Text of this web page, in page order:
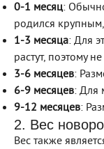
0-1 месяц:
родился
1-3 месяца: Для
растут, поэтому
3-6 месяцев:
6-9 месяцев: Для
9-12 месяцев:
2. Вес
Вес также